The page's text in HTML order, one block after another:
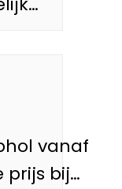
vanaf
prijs bij